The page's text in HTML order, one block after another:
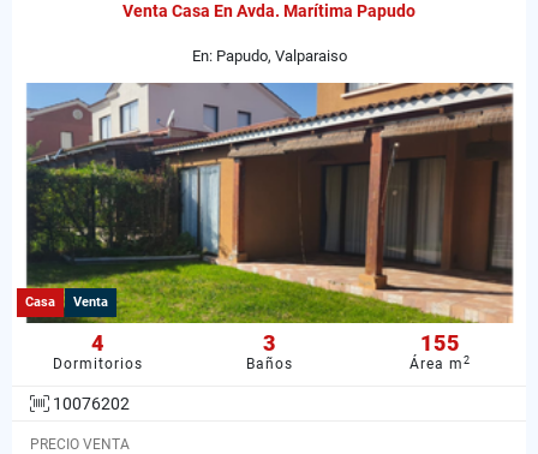
Venta Casa En Avda. Marítima Papudo
En: Papudo, Valparaiso
Casa Venta
4
Dormitorios
3
Baños
155
Área m2
10076202
PRECIO VENTA